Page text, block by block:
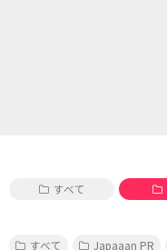
すべて
すべて
Japaaan PR